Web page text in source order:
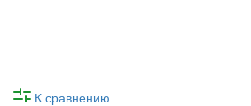
К сравнению